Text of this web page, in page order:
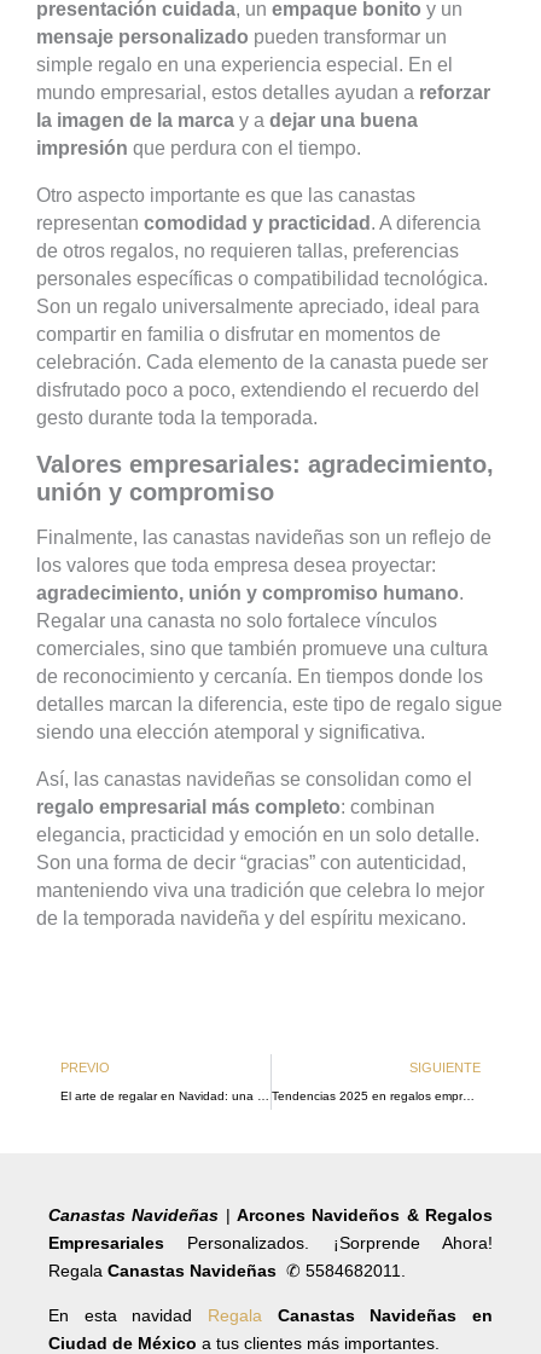
presentación cuidada, un empaque bonito y un
mensaje personalizado pueden transformar un
simple regalo en una experiencia especial. En el
mundo empresarial, estos detalles ayudan a reforzar
la imagen de la marca y a dejar una buena
impresión que perdura con el tiempo.
Otro aspecto importante es que las canastas
representan comodidad y practicidad . A diferencia
de otros regalos, no requieren tallas, preferencias
personales específicas o compatibilidad tecnológica.
Son un regalo universalmente apreciado, ideal para
compartir en familia o disfrutar en momentos de
celebración. Cada elemento de la canasta puede ser
disfrutado poco a poco, extendiendo el recuerdo del
gesto durante toda la temporada.
Valores empresariales: agradecimiento,
unión y compromiso
Finalmente, las canastas navideñas son un reflejo de
los valores que toda empresa desea proyectar:
agradecimiento, unión y compromiso humano.
Regalar una canasta no solo fortalece vínculos
comerciales, sino que también promueve una cultura
de reconocimiento y cercanía. En tiempos donde los
detalles marcan la diferencia, este tipo de regalo sigue
siendo una elección atemporal y significativa.
Así, las canastas navideñas se consolidan como el
regalo empresarial más completo: combinan
elegancia, practicidad y emoción en un solo detalle.
Son una forma de decir “gracias” con autenticidad,
manteniendo viva una tradición que celebra lo mejor
de la temporada navideña y del espíritu mexicano.
PREVIO
El arte de regalar en Navidad: una tradición que une corazones y empresas en México
SIGUIENTE
Tendencias 2025 en regalos empresariales: elegancia y personalización
Canastas Navideñas |Arcones Navideños & Regalos
Empresariales Personalizados. ¡Sorprende Ahora!
Regala Canastas Navideñas ✆ 5584682011.
En esta navidad Regala Canastas Navideñas en
Ciudad de México a tus clientes más importantes.